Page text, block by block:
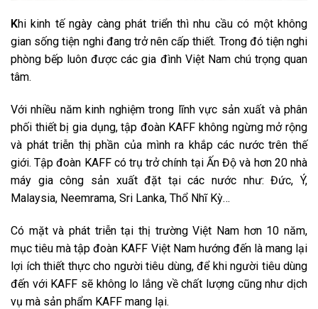
Khi kinh tế ngày càng phát triển thì nhu cầu có một không
gian sống tiện nghi đang trở nên cấp thiết. Trong đó tiện nghi
phòng bếp luôn được các gia đình Việt Nam chú trọng quan
tâm.
Với nhiều năm kinh nghiệm trong lĩnh vực sản xuất và phân
phối thiết bị gia dụng, tập đoàn KAFF không ngừng mở rộng
và phát triễn thị phần của mình ra khắp các nước trên thế
giới. Tập đoàn KAFF có trụ trở chính tại Ấn Độ và hơn 20 nhà
máy gia công sản xuất đặt tại các nước như: Đức, Ý,
Malaysia, Neemrama, Sri Lanka, Thổ Nhĩ Kỳ…
Có mặt và phát triễn tại thị trường Việt Nam hơn 10 năm,
mục tiêu mà tập đoàn KAFF Việt Nam hướng đến là mang lại
lợi ích thiết thực cho người tiêu dùng, để khi người tiêu dùng
đến với KAFF sẽ không lo lắng về chất lượng cũng như dịch
vụ mà sản phẩm KAFF mang lại.